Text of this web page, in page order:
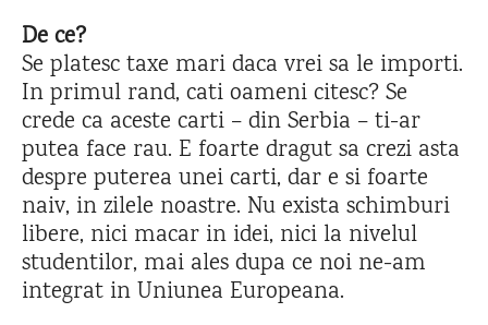
De ce?
Se platesc taxe mari daca vrei sa le importi.
In primul rand, cati oameni citesc? Se
crede ca aceste carti – din Serbia – ti-ar
putea face rau. E foarte dragut sa crezi asta
despre puterea unei carti, dar e si foarte
naiv, in zilele noastre. Nu exista schimburi
libere, nici macar in idei, nici la nivelul
studentilor, mai ales dupa ce noi ne-am
integrat in Uniunea Europeana.